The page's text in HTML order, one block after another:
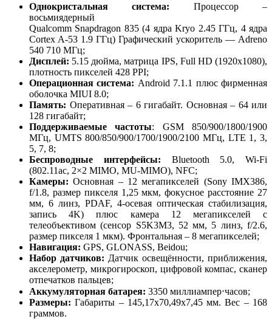
Однокристальная система: Процессор –
восьмиядерный
Qualcomm Snapdragon 835 (4 ядра Kryo 2.45 ГГц, 4 ядра
Cortex A-53 1.9 ГГц) Графический ускоритель — Adreno
540 710 МГц;
Дисплей: 5.15 дюйма, матрица IPS, Full HD (1920х1080),
плотность пикселей 428 PPI;
Операционная система: Android 7.1.1 плюс фирменная
оболочка MIUI 8.0;
Память: Оперативная – 6 гигабайт. Основная – 64 или
128 гигабайт;
Поддерживаемые частоты: GSM 850/900/1800/1900
МГц, UMTS 800/850/900/1700/1900/2100 МГц, LTE 1, 3,
5, 7, 8;
Беспроводные интерфейсы: Bluetooth 5.0, Wi-Fi
(802.11ac, 2×2 MIMO, MU-MIMO), NFC;
Камеры: Основная – 12 мегапикселей (Sony IMX386,
f/1.8, размер пикселя 1,25 мкм, фокусное расстояние 27
мм, 6 линз, PDAF, 4-осевая оптическая стабилизация,
запись 4K) плюс камера 12 мегапикселей с
телеобъективом (сенсор S5K3M3, 52 мм, 5 линз, f/2.6,
размер пикселя 1 мкм). Фронтальная – 8 мегапикселей;
Навигация: GPS, GLONASS, Beidou;
Набор датчиков: Датчик освещённости, приближения,
акселерометр, микрогироскоп, цифровой компас, сканер
отпечатков пальцев;
Аккумуляторная батарея: 3350 миллиампер⋅часов;
Размеры: Габариты – 145,17х70,49х7,45 мм. Вес – 168
граммов.